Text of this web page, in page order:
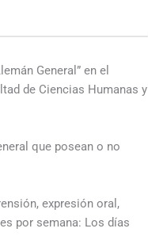
General” en el
de Ciencias Humanas y
que posean o no
expresión oral,
por semana: Los días